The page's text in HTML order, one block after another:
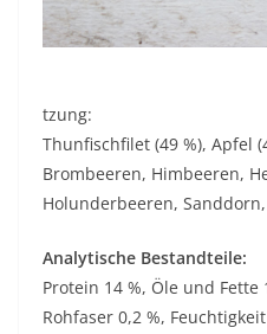
tzung:
Thunfischfilet (49 %), Apfel
Brombeeren, Himbeeren,
Holunderbeeren,
Analytische Bestandteile:
Protein 14 %, Öle und Fette
Rohfaser 0,2 %,